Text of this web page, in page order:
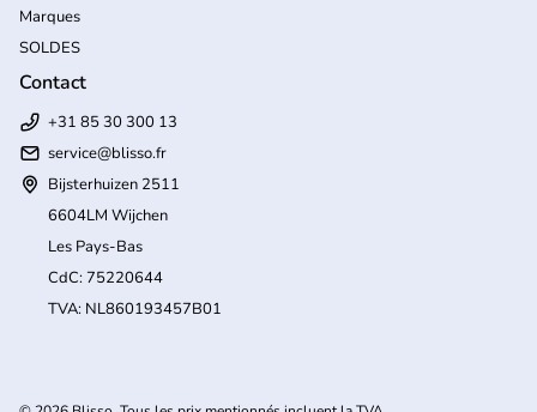
Marques
SOLDES
Contact
+31 85 30 300 13
service@blisso.fr
Bijsterhuizen 2511
6604LM Wijchen
Les Pays-Bas
CdC: 75220644
TVA: NL860193457B01